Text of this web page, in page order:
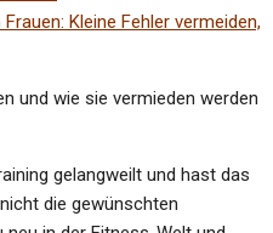
Kleine Fehler vermeiden,
und wie sie vermieden werden
gelangweilt und hast das
die gewünschten